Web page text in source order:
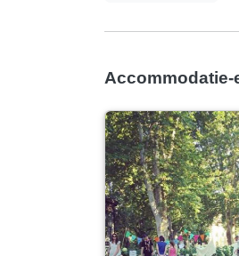
Accommodatie-